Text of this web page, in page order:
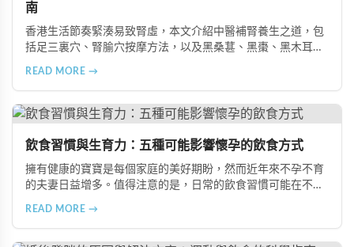
南
香港生活節奏緊湊易致腎虛，本文介紹中醫補腎養生之道，包
括足三裏穴、腎腧穴按摩方法，以及黑桑葚、黑棗、黑木耳等
READ MORE →
飲食習慣與生育力：五種可能影響懷孕的飲食方式
擁有健康的寶寶是每個家庭的美好期盼，然而近年來不孕不育
的夫妻日益增多。值得注意的是，日常的飲食習慣可能在不知
在風險、長期素食的營養失衡，以及高油脂高蛋白飲食的負
READ MORE →